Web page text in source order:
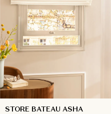
STORE BATEAU ASHA